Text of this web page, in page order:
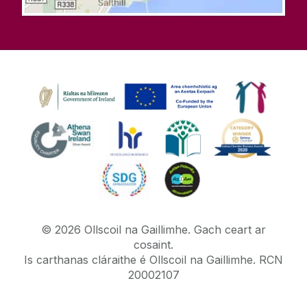
© 2026 Ollscoil na Gaillimhe. Gach ceart ar
cosaint.
Is carthanas cláraithe é Ollscoil na Gaillimhe. RCN
20002107